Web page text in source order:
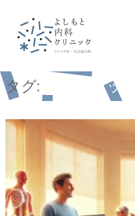
へ
ス
キ
プ
タグ: オゼンピック